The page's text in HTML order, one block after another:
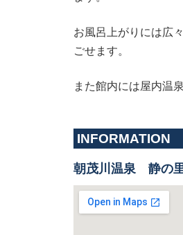
お風呂上がりには広
ごせます。
また館内には屋内温
INFORMATION
朝茂川温泉 静の